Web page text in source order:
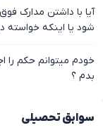
آیا با داشتن مدارک
شود یا اینکه خواسته
خودم میتوانم حکم را
بدم ؟
سوابق تحصیلی